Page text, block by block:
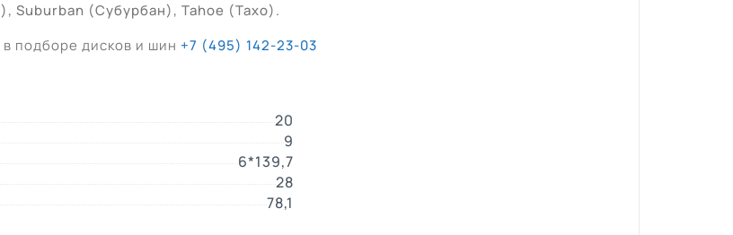
), Suburban (Субурбан), Tahoe (Тахо).
подборе дисков и шин +7 (495) 142-23-03
20
9
6*139,7
28
78,1